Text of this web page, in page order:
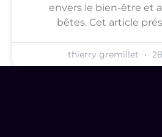
envers le bien-être et
bêtes. Cet article
thierry gremillet